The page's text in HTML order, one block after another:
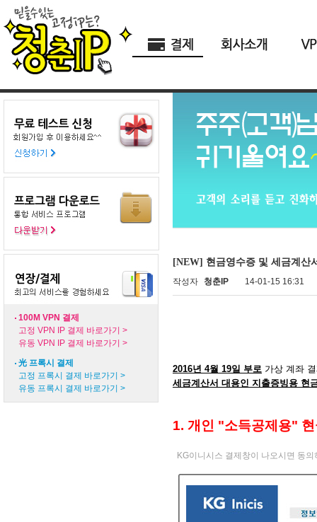
100M VPN 결제
고정 VPN IP 결제 바로가기 >
유동 VPN IP 결제 바로가기 >
光 프록시 결제
고정 프록시 결제 바로가기 >
유동 프록시 결제 바로가기 >
[NEW] 현금영수증 및 세금계산
작성자 청춘IP 14-01-15 16:31
2016년 4월 19일 부로 가상 계좌
세금계산서 대용인 지출증빙용 현
1. 개인 "소득공제용"
KG이니시스 결제창이 나오시면 동